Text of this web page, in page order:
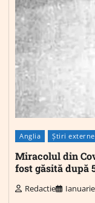
Anglia Știri externe
Miracolul din
fost găsită după
Redactie